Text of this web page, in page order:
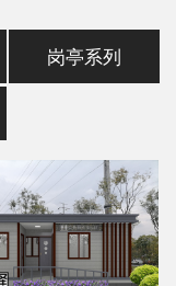
岗亭系列